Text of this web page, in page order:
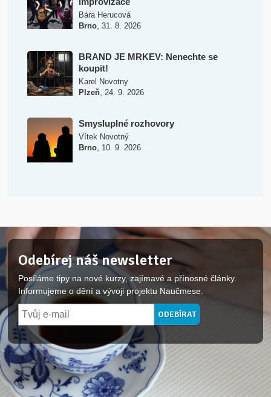
Bára Herucová
Brno, 31. 8. 2026
BRAND JE MRKEV: Nenechte se
koupit!
Karel Novotny
Plzeň, 24. 9. 2026
Smysluplné rozhovory
Vítek Novotný
Brno, 10. 9. 2026
Odebírej náš newsletter
Posíláme tipy na nové kurzy, zajímavé a přínosné články.
Informujeme o dění a vývoji projektu Naučmese.